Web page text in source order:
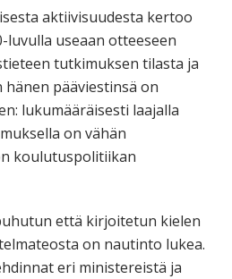
aktiivisuudesta kertoo
luvulla useaan otteeseen
tutkimuksen tilasta ja
pääviestinsä on
lukumääräisesti laajalla
on vähän
koulutuspolitiikan
että kirjoitetun kielen
on nautinto lukea.
eri ministereistä ja